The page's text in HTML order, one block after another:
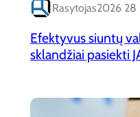
Rasytojas2026 28
Efektyvus siuntų
sklandžiai pasiekti